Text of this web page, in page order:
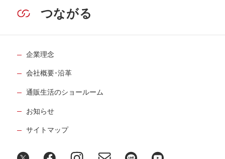
つながる
企業理念
会社概要･沿革
通販生活のショールーム
お知らせ
サイトマップ